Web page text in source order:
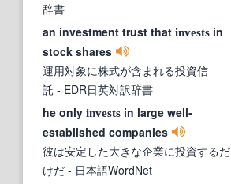
辞書
an investment trust that invests in
stock shares
運用対象に株式が含まれる投資信
託 - EDR日英対訳辞書
he only invests in large well-
established companies
彼は安定した大きな企業に投資するだ
けだ - 日本語WordNet